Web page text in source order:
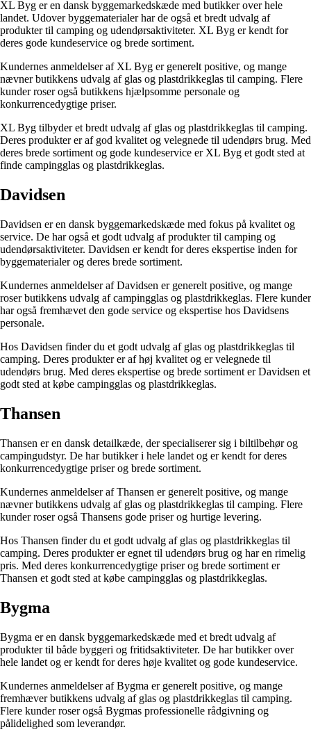
XL Byg er en dansk byggemarkedskæde med butikker over hele
landet. Udover byggematerialer har de også et bredt udvalg af
produkter til camping og udendørsaktiviteter. XL Byg er kendt for
deres gode kundeservice og brede sortiment.
Kundernes anmeldelser af XL Byg er generelt positive, og mange
nævner butikkens udvalg af glas og plastdrikkeglas til camping. Flere
kunder roser også butikkens hjælpsomme personale og
konkurrencedygtige priser.
XL Byg tilbyder et bredt udvalg af glas og plastdrikkeglas til camping.
Deres produkter er af god kvalitet og velegnede til udendørs brug. Med
deres brede sortiment og gode kundeservice er XL Byg et godt sted at
finde campingglas og plastdrikkeglas.
Davidsen
Davidsen er en dansk byggemarkedskæde med fokus på kvalitet og
service. De har også et godt udvalg af produkter til camping og
udendørsaktiviteter. Davidsen er kendt for deres ekspertise inden for
byggematerialer og deres brede sortiment.
Kundernes anmeldelser af Davidsen er generelt positive, og mange
roser butikkens udvalg af campingglas og plastdrikkeglas. Flere kunder
har også fremhævet den gode service og ekspertise hos Davidsens
personale.
Hos Davidsen finder du et godt udvalg af glas og plastdrikkeglas til
camping. Deres produkter er af høj kvalitet og er velegnede til
udendørs brug. Med deres ekspertise og brede sortiment er Davidsen et
godt sted at købe campingglas og plastdrikkeglas.
Thansen
Thansen er en dansk detailkæde, der specialiserer sig i biltilbehør og
campingudstyr. De har butikker i hele landet og er kendt for deres
konkurrencedygtige priser og brede sortiment.
Kundernes anmeldelser af Thansen er generelt positive, og mange
nævner butikkens udvalg af glas og plastdrikkeglas til camping. Flere
kunder roser også Thansens gode priser og hurtige levering.
Hos Thansen finder du et godt udvalg af glas og plastdrikkeglas til
camping. Deres produkter er egnet til udendørs brug og har en rimelig
pris. Med deres konkurrencedygtige priser og brede sortiment er
Thansen et godt sted at købe campingglas og plastdrikkeglas.
Bygma
Bygma er en dansk byggemarkedskæde med et bredt udvalg af
produkter til både byggeri og fritidsaktiviteter. De har butikker over
hele landet og er kendt for deres høje kvalitet og gode kundeservice.
Kundernes anmeldelser af Bygma er generelt positive, og mange
fremhæver butikkens udvalg af glas og plastdrikkeglas til camping.
Flere kunder roser også Bygmas professionelle rådgivning og
pålidelighed som leverandør.